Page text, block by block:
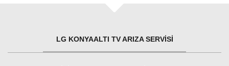
LG KONYAALTI TV ARIZA SERVISI